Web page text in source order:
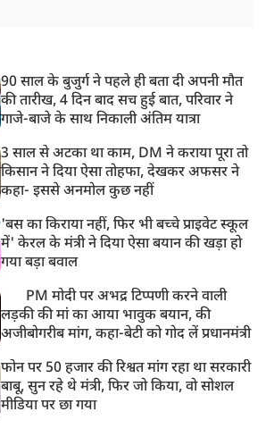
90 साल के बुजुर्ग ने पहले ही बता दी अपनी मौत
की तारीख, 4 दिन बाद सच हुई बात, परिवार ने
गाजे-बाजे के साथ निकाली अंतिम यात्रा
3 साल से अटका था काम, DM ने कराया पूरा तो
किसान ने दिया ऐसा तोहफा, देखकर अफसर ने
कहा- इससे अनमोल कुछ नहीं
'बस का किराया नहीं, फिर भी बच्चे प्राइवेट स्कूल
में' केरल के मंत्री ने दिया ऐसा बयान की खड़ा हो
गया बड़ा बवाल
PM मोदी पर अभद्र टिप्पणी करने वाली
लड़की की मां का आया भावुक बयान, की
अजीबोगरीब मांग, कहा-बेटी को गोद लें प्रधानमंत्री
फोन पर 50 हजार की रिश्वत मांग रहा था सरकारी
बाबू, सुन रहे थे मंत्री, फिर जो किया, वो सोशल
मीडिया पर छा गया